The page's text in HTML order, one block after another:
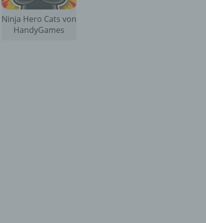
Ninja Hero Cats von
HandyGames